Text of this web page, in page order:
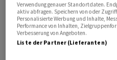
Alle Meldungen werden
erarbeitet. Für
Unterlassungen wird jedoch
Verwendung genauer Standortdaten.
aktiv abfragen. Speichern von oder
Personalisierte Werbung und Inhalte,
Performance von Inhalten,
Verbesserung von Angeboten.
Liste der Partner (Lieferanten)